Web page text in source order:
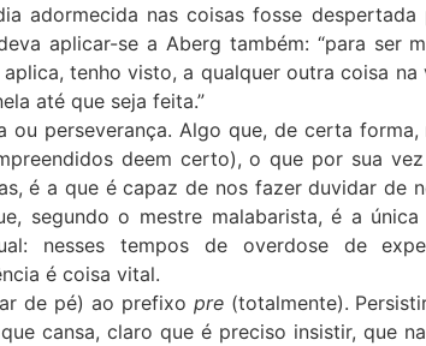
adormecida nas coisas fosse
aplicar-se a Aberg também: “para ser
tenho visto, a qualquer outra coisa
até que seja feita.”
ou perseverança. Algo que, de certa
deem certo), o que por sua
é a que é capaz de nos fazer duvidar de
segundo o mestre malabarista, é a
nesses tempos de overdose de
é coisa vital.
de pé) ao prefixo pre(totalmente).
cansa, claro que é preciso insistir, que